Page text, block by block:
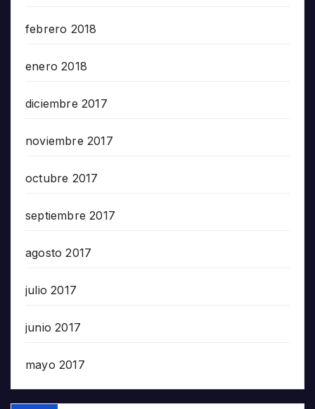
febrero 2018
enero 2018
diciembre 2017
noviembre 2017
octubre 2017
septiembre 2017
agosto 2017
julio 2017
junio 2017
mayo 2017